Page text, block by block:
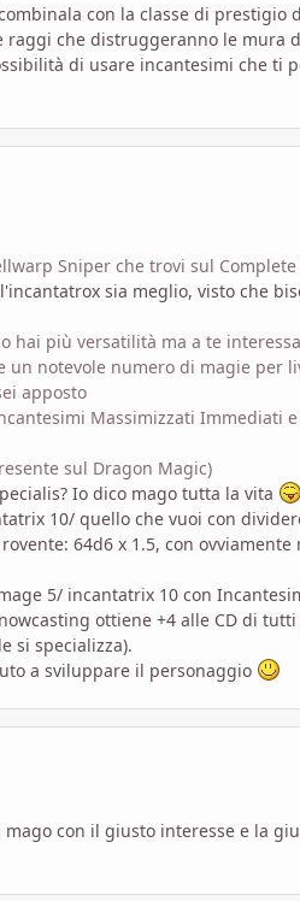
con la classe di prestigio
che distruggeranno le mura
di usare incantesimi che ti
Sniper che trovi sul
sia meglio, visto che
hai più versatilità ma a te
un notevole numero di magie per
apposto
Massimizzati Immediati
sul Dragon Magic)
Io dico mago tutta la vita
10/ quello che vuoi con
64d6 x 1.5, con ovviamente
5/ incantatrix 10 con
ottiene +4 alle CD di
si specializza).
a sviluppare il personaggio
con il giusto interesse e la